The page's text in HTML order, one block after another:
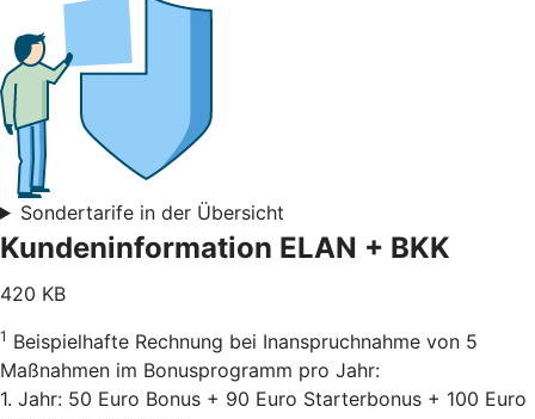
Sondertarife in der Übersicht
Kundeninformation ELAN + BKK
420 KB
1 Beispielhafte Rechnung bei Inanspruchnahme von 5
Maßnahmen im Bonusprogramm pro Jahr:
1. Jahr: 50 Euro Bonus + 90 Euro Starterbonus + 100 Euro